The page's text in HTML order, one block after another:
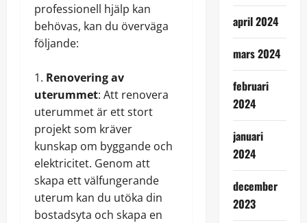
professionell hjälp kan
behövas, kan du överväga
följande:
Renovering av
uterummet: Att renovera
uterummet är ett stort
projekt som kräver
kunskap om byggande och
elektricitet. Genom att
skapa ett välfungerande
uterum kan du utöka din
bostadsyta och skapa en
april 2024
mars 2024
februari
2024
januari
2024
december
2023